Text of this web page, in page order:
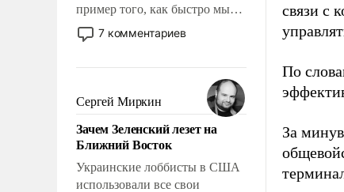
пример того, как быстро мы
двигаемся по пути
революционных изменений.
псевдонаучной фантастики,
стало всерьез обсуждаемой
идеей.
7 комментариев
Сергей Миркин
Зачем Зеленский лезет на
Ближний Восток
Украинские лоббисты в США
использовали все свои
связи с
По
За